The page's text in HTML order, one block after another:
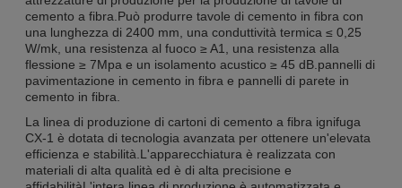
cemento a fibra.Può produrre tavole di cemento in fibra con
una lunghezza di 2400 mm, una conduttività termica ≤ 0,25
W/mk, una resistenza al fuoco ≥ A1, una resistenza alla
flessione ≥ 7Mpa e un isolamento acustico ≥ 45 dB.pannelli di
pavimentazione in cemento in fibra e pannelli di parete in
cemento in fibra.
La linea di produzione di cartoni di cemento a fibra ignifuga
CX-1 è dotata di tecnologia avanzata per ottenere un'elevata
efficienza e stabilità.L'apparecchiatura è realizzata con
materiali di alta qualità ed è di alta precisione e